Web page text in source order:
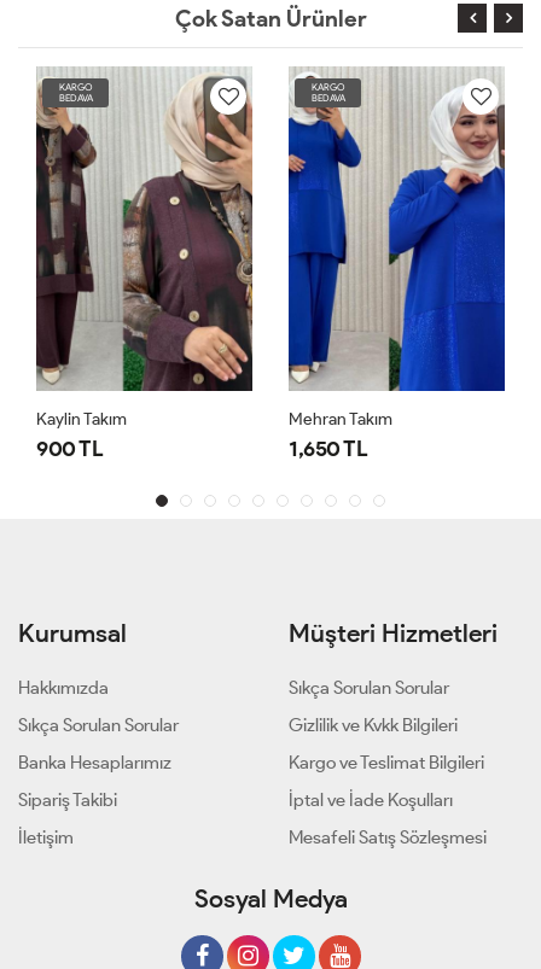
Çok Satan Ürünler
KARGO
BEDAVA
Kaylin Takım
900 TL
KARGO
BEDAVA
Mehran Takım
1,650 TL
Kurumsal
Hakkımızda
Sıkça Sorulan Sorular
Banka Hesaplarımız
Sipariş Takibi
İletişim
Müşteri Hizmetleri
Sıkça Sorulan Sorular
Gizlilik ve Kvkk Bilgileri
Kargo ve Teslimat Bilgileri
İptal ve İade Koşulları
Mesafeli Satış Sözleşmesi
Sosyal Medya